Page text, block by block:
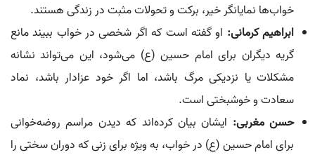
خواب‌ها نمایانگر خیر، برکت و تحولات مثبت در زندگی هستند.
ابراهیم کرمانی: او گفته است که اگر شخصی در خواب ببیند مانع
گریه دیگران برای امام حسین (ع) می‌شود، این می‌تواند نشانه
مشکلات یا نزدیکی مرگ باشد، اما اگر خود عزادار باشد، نماد
سعادت و خوشبختی است.
حسن مغربی: ایشان بیان کرده‌اند که دیدن مراسم روضه‌خوانی
برای امام حسین (ع) در خواب، به ویژه برای زنی که دوران سختی را